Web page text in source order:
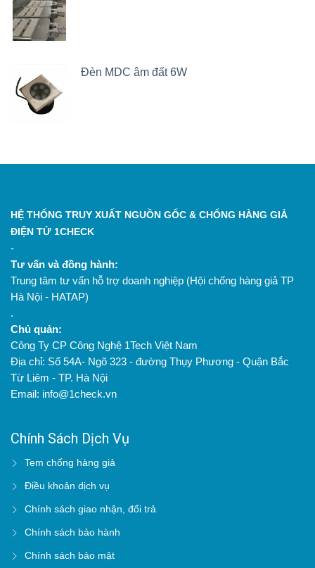
Đèn MDC âm đất 6W
HỆ THỐNG TRUY XUẤT NGUỒN GỐC & CHỐNG HÀNG GIẢ
ĐIỆN TỬ 1CHECK
-
Tư vấn và đồng hành:
Trung tâm tư vấn hỗ trợ doanh nghiệp (Hội chống hàng giả TP
Hà Nội - HATAP)
.
Chủ quản:
Công Ty CP Công Nghệ 1Tech Việt Nam
Địa chỉ: Số 54A- Ngõ 323 - đường Thụy Phương - Quận Bắc
Từ Liêm - TP. Hà Nội
Email: info@1check.vn
Chính Sách Dịch Vụ
Tem chống hàng giả
Điều khoản dịch vụ
Chính sách giao nhận, đổi trả
Chính sách bảo hành
Chính sách bảo mật